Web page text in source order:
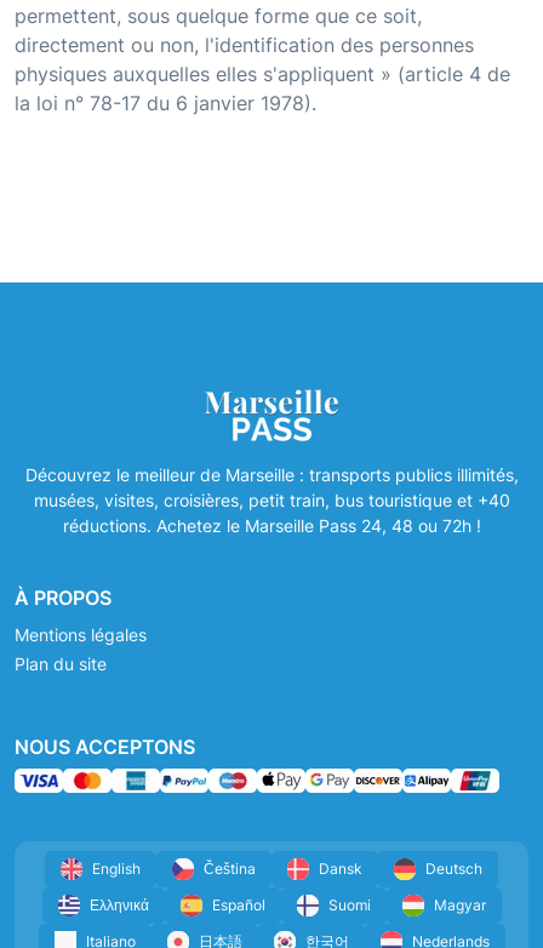
permettent, sous quelque forme que ce soit,
directement ou non, l'identification des personnes
physiques auxquelles elles s'appliquent » (article 4 de
la loi n° 78-17 du 6 janvier 1978).
Découvrez le meilleur de Marseille : transports publics illimités,
musées, visites, croisières, petit train, bus touristique et +40
réductions. Achetez le Marseille Pass 24, 48 ou 72h !
À PROPOS
Mentions légales
Plan du site
NOUS ACCEPTONS
English Čeština Dansk
Deutsch
Ελληνικά
Español Suomi
Magyar
Italiano
日本語 한국어 Nederlands